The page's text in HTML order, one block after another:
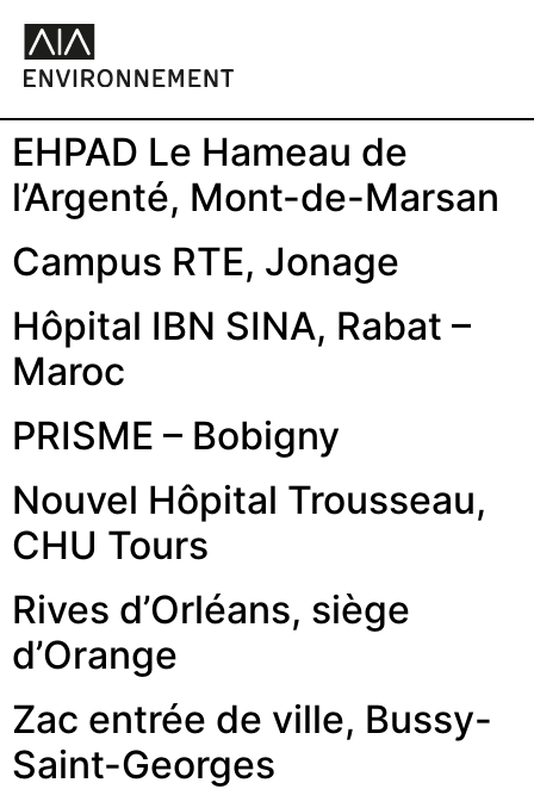
EHPAD Le Hameau de
l’Argenté, Mont-de-Marsan
Campus RTE, Jonage
Hôpital IBN SINA, Rabat –
Maroc
PRISME – Bobigny
Nouvel Hôpital Trousseau,
CHU Tours
Rives d’Orléans, siège
d’Orange
Zac entrée de ville, Bussy-
Saint-Georges